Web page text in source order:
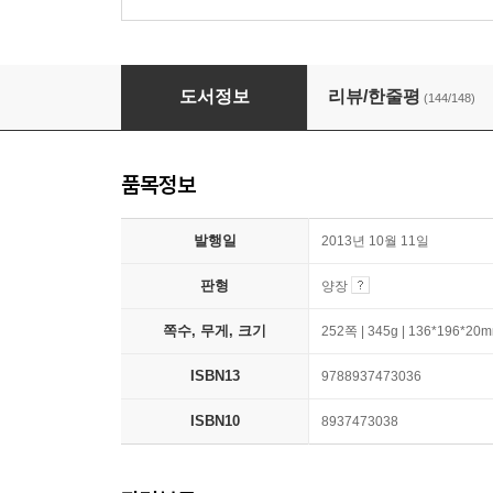
밤의 여행자들
도서정보 리뷰/한줄평 (144/148)
품목정보
발행일 2013년 10월 11일
판형 양장
쪽수, 무게, 크기 252쪽 | 345g |
ISBN13 9788937473036
ISBN10 8937473038